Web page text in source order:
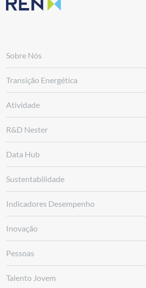
Sobre Nós
Transição Energética
Atividade
R&D Nester
Data Hub
Sustentabilidade
Indicadores Desempenho
Inovação
Pessoas
Talento Jovem